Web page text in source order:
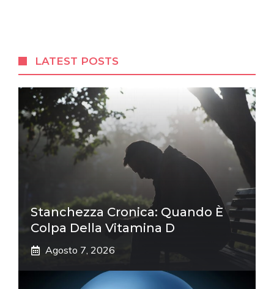
LATEST POSTS
Stanchezza Cronica: Quando È
Colpa Della Vitamina D
Agosto 7, 2026